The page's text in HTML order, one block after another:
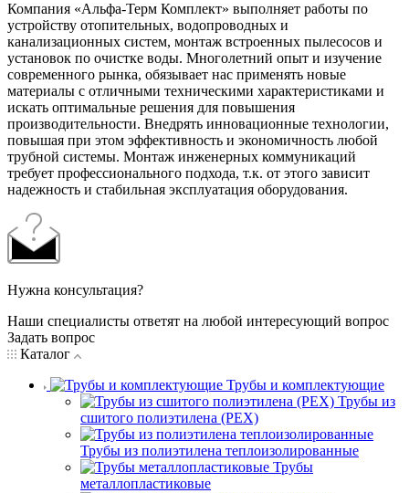
Компания «Альфа-Терм Комплект» выполняет работы по
устройству отопительных, водопроводных и
канализационных систем, монтаж встроенных пылесосов и
установок по очистке воды. Многолетний опыт и изучение
современного рынка, обязывает нас применять новые
материалы с отличными техническими характеристиками и
искать оптимальные решения для повышения
производительности. Внедрять инновационные технологии,
повышая при этом эффективность и экономичность любой
трубной системы. Монтаж инженерных коммуникаций
требует профессионального подхода, т.к. от этого зависит
надежность и стабильная эксплуатация оборудования.
Нужна консультация?
Наши специалисты ответят на любой интересующий вопрос
Задать вопрос
Каталог
Трубы и комплектующие
Трубы из
сшитого полиэтилена (PEX)
Трубы из полиэтилена теплоизолированные
Трубы
металлопластиковые